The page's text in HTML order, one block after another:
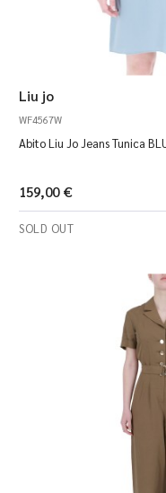
Liu jo
WF4567W
Abito Liu Jo Jeans Tunica
159,00 €
SOLD OUT